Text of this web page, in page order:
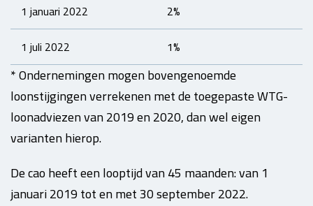
1 januari 2022
2%
1 juli 2022
1%
* Ondernemingen mogen bovengenoemde
loonstijgingen verrekenen met de toegepaste WTG-
loonadviezen van 2019 en 2020, dan wel eigen
varianten hierop.
De cao heeft een looptijd van 45 maanden: van 1
januari 2019 tot en met 30 september 2022.